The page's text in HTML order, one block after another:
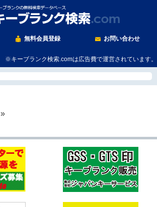
無料会員登録 お問い合わせ
※キーブランク検索.comは広告費で運営されています。
»